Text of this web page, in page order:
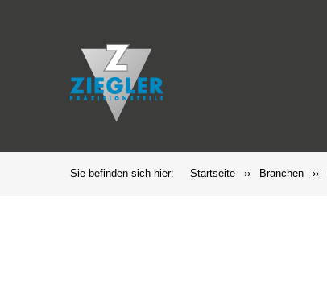
Sie befinden sich hier: Startseite ›› Branchen ››